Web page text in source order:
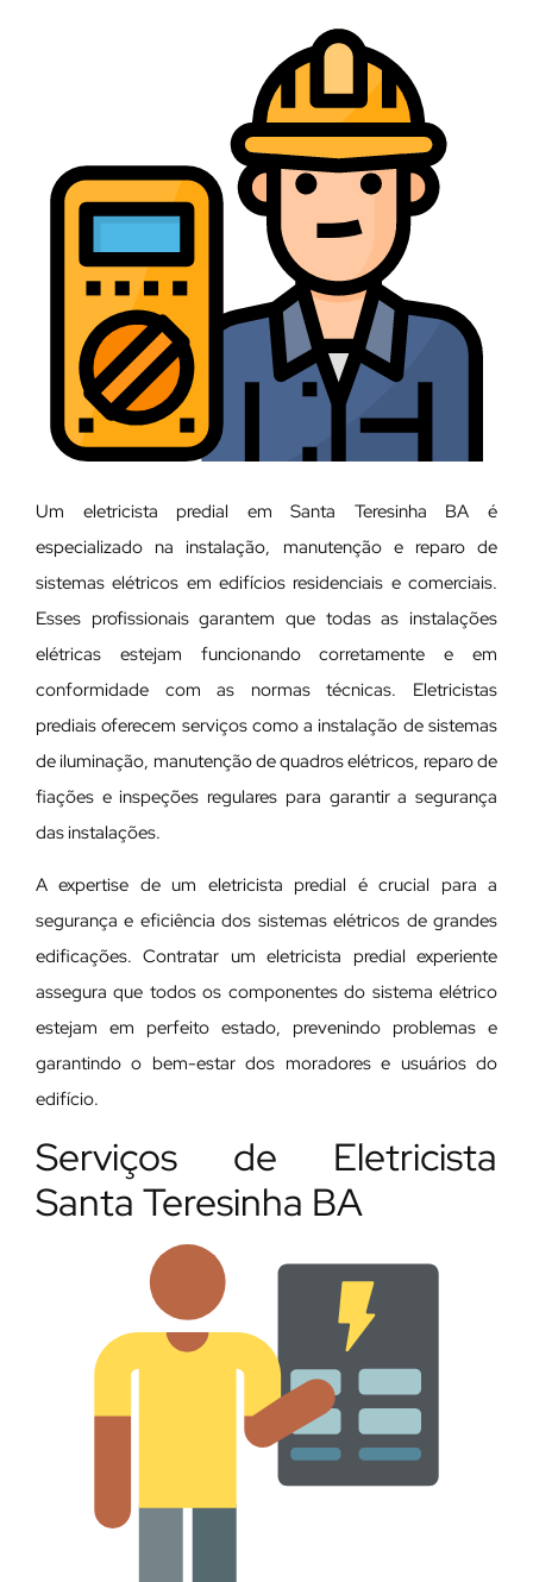
Um eletricista predial em Santa Teresinha BA é
especializado na instalação, manutenção e reparo de
sistemas elétricos em edifícios residenciais e comerciais.
Esses profissionais garantem que todas as instalações
elétricas estejam funcionando corretamente e em
conformidade com as normas técnicas. Eletricistas
prediais oferecem serviços como a instalação de sistemas
de iluminação, manutenção de quadros elétricos, reparo de
fiações e inspeções regulares para garantir a segurança
das instalações.
A expertise de um eletricista predial é crucial para a
segurança e eficiência dos sistemas elétricos de grandes
edificações. Contratar um eletricista predial experiente
assegura que todos os componentes do sistema elétrico
estejam em perfeito estado, prevenindo problemas e
garantindo o bem-estar dos moradores e usuários do
edifício.
Serviços de Eletricista
Santa Teresinha BA